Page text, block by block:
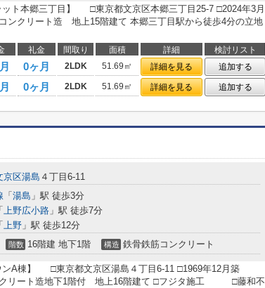
ット本郷三丁目】 □東京都文京区本郷三丁目25-7 □2024年3月
リート造 地上15階建て 本郷三丁目駅から徒歩4分の立地
礼金 間取り 面積 詳細
検討リスト
0ヶ月 2LDK 51.69㎡ 詳細を見る
追加する
0ヶ月 2LDK 51.69㎡ 詳細を見る 追加する
京区湯島 ４丁目6-11
「 湯島 」駅 徒歩3分
「 上野広小路 」駅 徒歩7分
「 上野 」駅 徒歩12分
階数 16階建 地下1階 構造 鉄骨鉄筋コンクリート
ウンA棟】 □東京都文京区湯島４丁目6-11 □1969年12月築
クリート造地下1階付 地上16階建て □フジタ施工 □藤和不